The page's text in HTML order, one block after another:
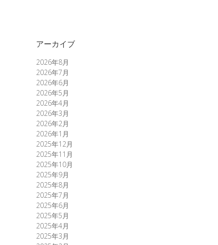
アーカイブ
2026年8月
2026年7月
2026年6月
2026年5月
2026年4月
2026年3月
2026年2月
2026年1月
2025年12月
2025年11月
2025年10月
2025年9月
2025年8月
2025年7月
2025年6月
2025年5月
2025年4月
2025年3月